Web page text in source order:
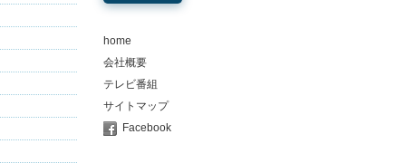
home
会社概要
テレビ番組
サイトマップ
Facebook